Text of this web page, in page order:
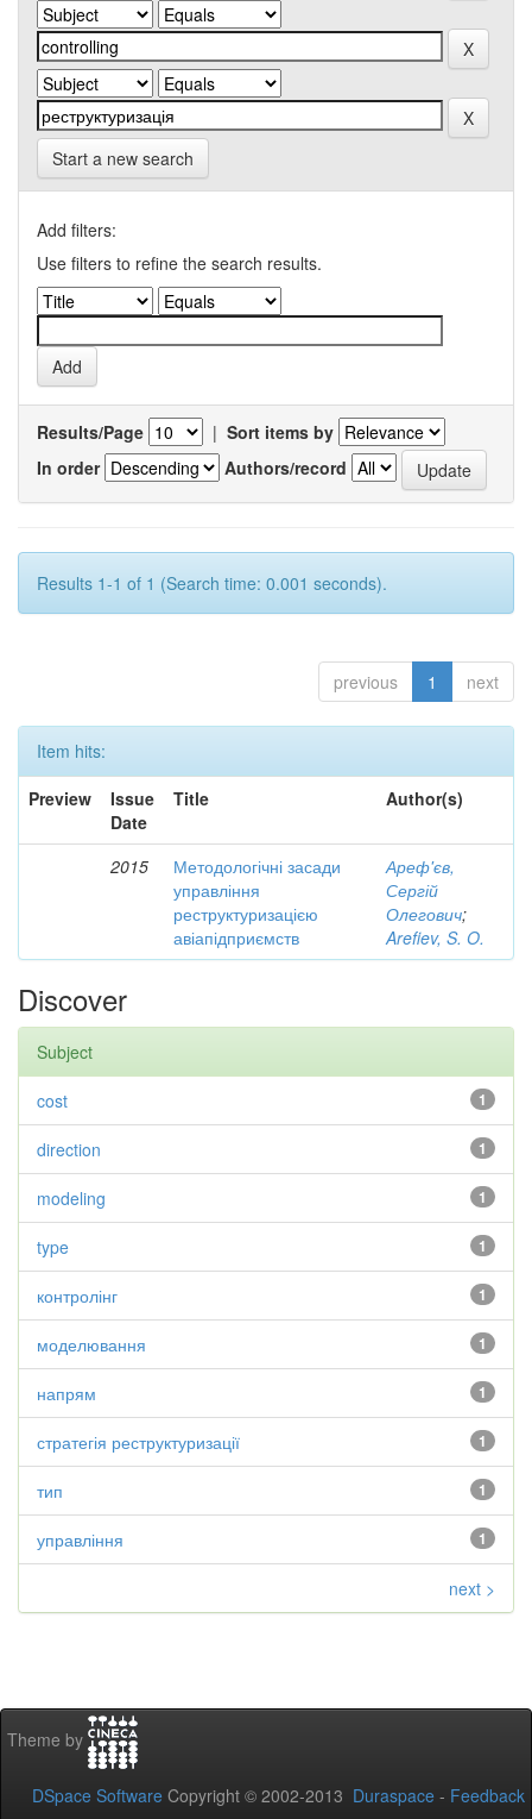
Start a new search
Add filters:
Use filters to refine the search results.
Results/Page | Sort items by
In order
Authors/record
Results 1-1 of 1 (Search time: 0.001 seconds).
previous 1 next
Item hits:
Preview
Issue
Date
Title Author(s)
2015
Методологічні засади
управління
реструктуризацією
авіапідприємств
Ареф'єв,
Сергій
Олегович;
Arefiev, S. O.
Discover
Subject
1
cost
1
direction
1
modeling
1
type
1
контролінг
1
моделювання
1
напрям
1
стратегія реструктуризації
1
тип
1
управління
next >
Theme by
DSpace Software Copyright © 2002-2013 Duraspace - Feedback